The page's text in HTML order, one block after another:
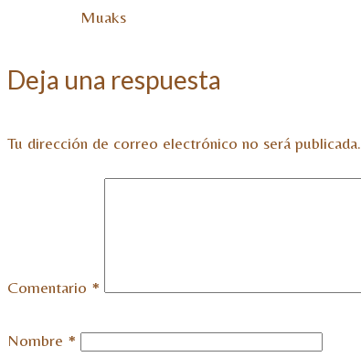
Muaks
Deja una respuesta
Tu dirección de correo electrónico no será publicada.
Comentario *
Nombre *